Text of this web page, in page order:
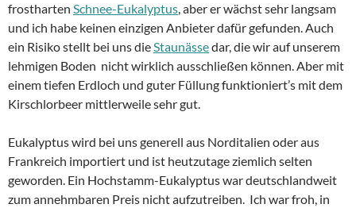
frostharten Schnee-Eukalyptus, aber er wächst sehr langsam
und ich habe keinen einzigen Anbieter dafür gefunden. Auch
ein Risiko stellt bei uns dieStaunässedar, die wir auf unserem
lehmigen Boden nicht wirklich ausschließen können. Aber mit
einem tiefen Erdloch und guter Füllung funktioniert’s mit dem
Kirschlorbeer mittlerweile sehr gut.
Eukalyptus wird bei uns generell aus Norditalien oder aus
Frankreich importiert und ist heutzutage ziemlich selten
geworden. Ein Hochstamm-Eukalyptus war deutschlandweit
zum annehmbaren Preis nicht aufzutreiben. Ich war froh, in